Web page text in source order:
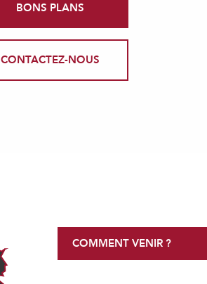
BONS PLANS
CONTACTEZ-NOUS
COMMENT VENIR ?